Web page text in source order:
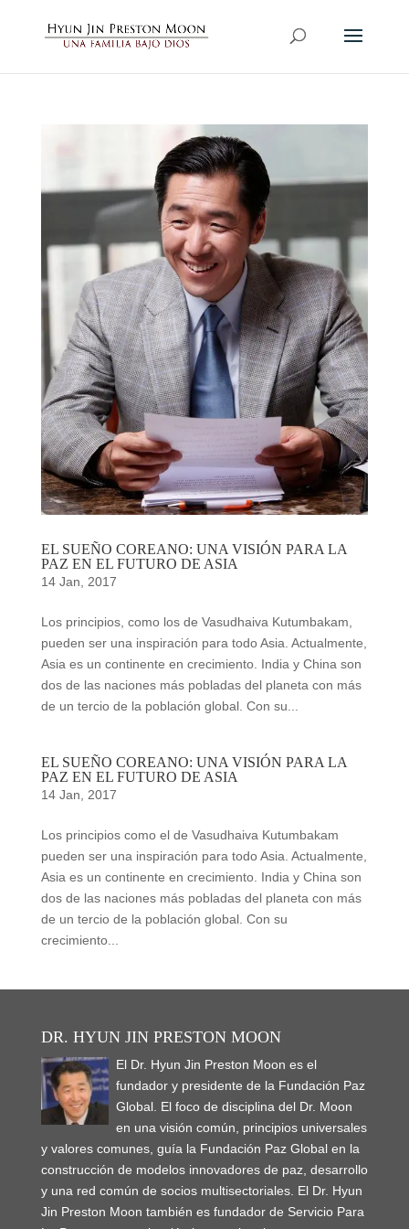
EL SUEÑO COREANO: UNA VISIÓN PARA LA
PAZ EN EL FUTURO DE ASIA
14 Jan, 2017
Los principios, como los de Vasudhaiva Kutumbakam,
pueden ser una inspiración para todo Asia. Actualmente,
Asia es un continente en crecimiento. India y China son
dos de las naciones más pobladas del planeta con más
de un tercio de la población global. Con su...
EL SUEÑO COREANO: UNA VISIÓN PARA LA
PAZ EN EL FUTURO DE ASIA
14 Jan, 2017
Los principios como el de Vasudhaiva Kutumbakam
pueden ser una inspiración para todo Asia. Actualmente,
Asia es un continente en crecimiento. India y China son
dos de las naciones más pobladas del planeta con más
de un tercio de la población global. Con su
crecimiento...
DR. HYUN JIN PRESTON MOON
El Dr. Hyun Jin Preston Moon es el
fundador y presidente de la Fundación Paz
Global. El foco de disciplina del Dr. Moon
en una visión común, principios universales
y valores comunes, guía la Fundación Paz Global en la
construcción de modelos innovadores de paz, desarrollo
y una red común de socios multisectoriales. El Dr. Hyun
Jin Preston Moon también es fundador de Servicio Para